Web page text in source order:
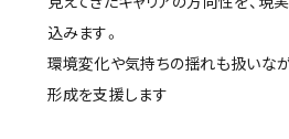
込みます。
環境変化や気持ちの揺れも扱いな
形成を支援します